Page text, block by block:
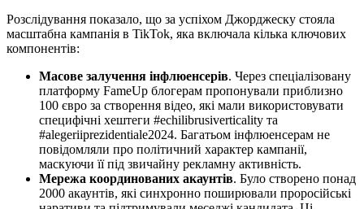
Розслідування показало, що за успіхом Джорджеску стояла
масштабна кампанія в TikTok, яка включала кілька ключових
компонентів:
Масове залучення інфлюенсерів. Через спеціалізовану
платформу FameUp блогерам пропонували приблизно
100 євро за створення відео, які мали використовувати
специфічні хештеги #echilibrusiverticality та
#alegeriiprezidentiale2024. Багатьом інфлюенсерам не
повідомляли про політичний характер кампанії,
маскуючи її під звичайну рекламну активність.
Мережа координованих акаунтів. Було створено понад
2000 акаунтів, які синхронно поширювали проросійські